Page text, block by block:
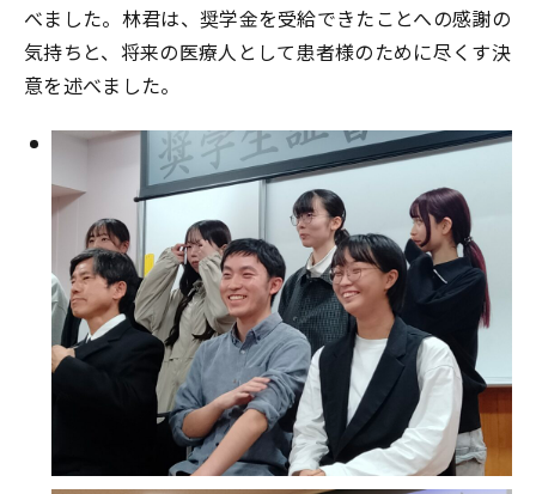
べました。林君は、奨学金を受給できたことへの感謝の
気持ちと、将来の医療人として患者様のために尽くす決
意を述べました。